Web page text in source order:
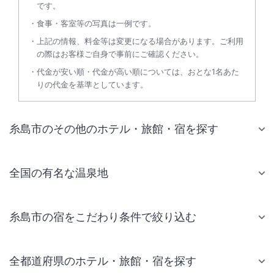
です。
食事・客室等の写真は一例です。
上記の情報、料金等は変更になる場合があります。ご利用
の際はお客様ご自身で事前にご確認ください。
代金が安い順・代金が高い順については、おとな1名あた
りの代金を基準としています。
糸島市のその他のホテル・旅館・宿を探す
全国の有名な温泉地
糸島市の宿をこだわり条件で絞り込む
全都道府県のホテル・旅館・宿を探す